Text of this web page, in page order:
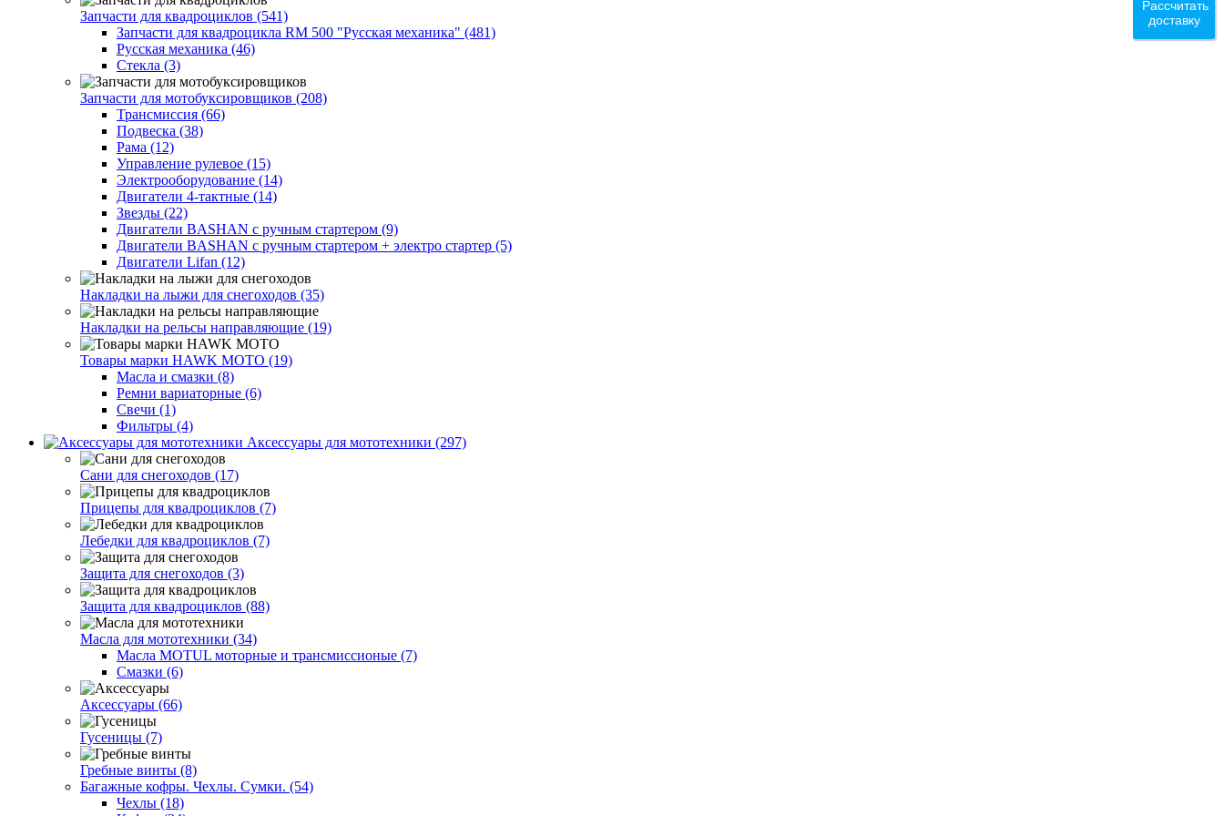
Запчасти для квадроциклов (541)
Запчасти для квадроцикла RM 500 "Русская механика" (481)
Русская механика (46)
Стекла (3)
Запчасти для мотобуксировщиков (208)
Трансмиссия (66)
Подвеска (38)
Рама (12)
Управление рулевое (15)
Электрооборудование (14)
Двигатели 4-тактные (14)
Звезды (22)
Двигатели BASHAN с ручным стартером (9)
Двигатели BASHAN с ручным стартером + электро стартер (5)
Двигатели Lifan (12)
Накладки на лыжи для снегоходов (35)
Накладки на рельсы направляющие (19)
Товары марки HAWK MOTO (19)
Масла и смазки (8)
Ремни вариаторные (6)
Свечи (1)
Фильтры (4)
Аксессуары для мототехники (297)
Сани для снегоходов (17)
Прицепы для квадроциклов (7)
Лебедки для квадроциклов (7)
Защита для снегоходов (3)
Защита для квадроциклов (88)
Масла для мототехники (34)
Масла MOTUL моторные и трансмиссионые (7)
Смазки (6)
Аксессуары (66)
Гусеницы (7)
Гребные винты (8)
Багажные кофры. Чехлы. Сумки. (54)
Чехлы (18)
Рассчитать
доставку